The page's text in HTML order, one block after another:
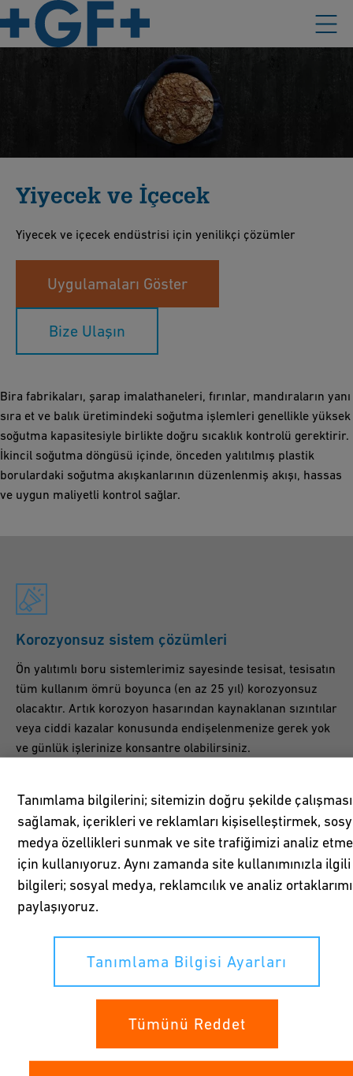
Yiyecek ve İçecek
Yiyecek ve içecek endüstrisi için yenilikçi çözümler
Uygulamaları Göster
Bize Ulaşın
Bira fabrikaları, şarap imalathaneleri, fırınlar, mandıraların yanı
sıra et ve balık üretimindeki soğutma işlemleri genellikle yüksek
soğutma kapasitesiyle birlikte doğru sıcaklık kontrolü gerektirir.
İkincil soğutma döngüsü içinde, önceden yalıtılmış plastik
borulardaki soğutma akışkanlarının düzenlenmiş akışı, hassas
ve uygun maliyetli kontrol sağlar.
Korozyonsuz sistem çözümleri
Ön yalıtımlı boru sistemlerimiz sayesinde tesisat, tesisatın
tüm kullanım ömrü boyunca (en az 25 yıl) korozyonsuz
olacaktır. Artık korozyon hasarından kaynaklanan sızıntılar
veya ciddi kazalar konusunda endişelenmenize gerek yok
ve günlük işlerinize konsantre olabilirsiniz.
Yüksek verim
Pürüzsüz iç yüzeyler, iyi basınç kaybı özelliklerinin yanı
sıra borunun iç yüzeylerinde kabuklanma olmamasını
Tüm bu özellikler, GF Plastik Boru Hattı Sistemlerini
kullanan, az bakım gerektiren, yüksek verimli tesisler
Tanımlama bilgilerini; sitemizin doğru şekilde
sağlamak, içerikleri ve reklamları kişiselleştirmek,
medya özellikleri sunmak ve site trafiğimizi analiz
için kullanıyoruz. Aynı zamanda site kullanımınızla ilgili
bilgileri; sosyal medya, reklamcılık ve analiz
paylaşıyoruz.
Tanımlama Bilgisi Ayarları
Tümünü Reddet